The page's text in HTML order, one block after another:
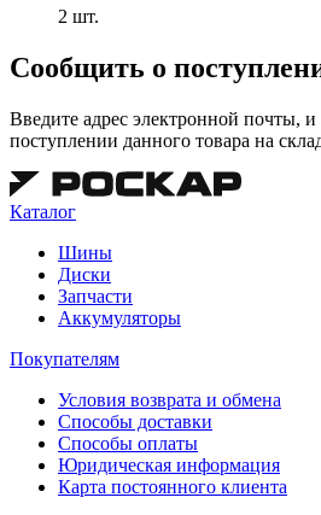
2 шт.
Сообщить о
Введите адрес электронной почты,
поступлении данного товара на
Каталог
Шины
Диски
Запчасти
Аккумуляторы
Покупателям
Условия возврата и обмена
Способы доставки
Способы оплаты
Юридическая информация
Карта постоянного клиента